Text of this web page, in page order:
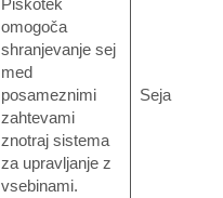
Piškotek
omogoča
shranjevanje sej
med
posameznimi
zahtevami
znotraj sistema
za upravljanje z
vsebinami.
Seja